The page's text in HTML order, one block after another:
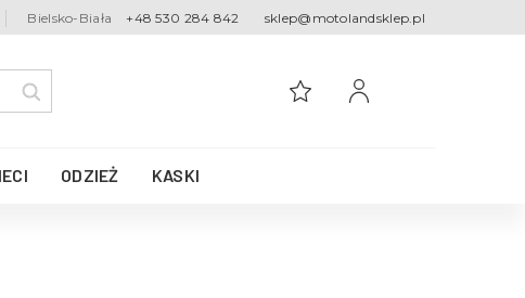
Bielsko-Biała +48 530 284 842 sklep@motolandsklep.pl
ODZIEŻ KASKI